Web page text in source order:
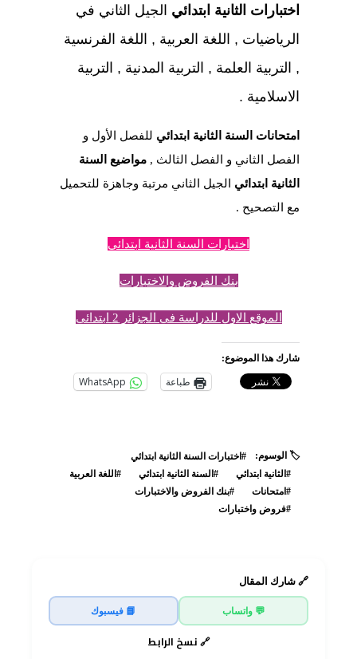
اختبارات الثانية ابتدائي الجيل الثاني في
الرياضيات , اللغة العربية , اللغة الفرنسية
, التربية العلمة , التربية المدنية , التربية
الاسلامية .
امتحانات السنة الثانية ابتدائي للفصل الأول و
الفصل الثاني و الفصل الثالث , مواضيع السنة
الثانية ابتدائي الجيل الثاني مرتبة وجاهزة للتحميل
مع التصحيح .
اختبارات السنة الثانية ابتدائي
بنك الفروض والاختبارات
الموقع الاول للدراسة في الجزائر 2 ابتدائي
شارك هذا الموضوع:
طباعة WhatsApp
🏷️ الوسوم:
#اختبارات السنة الثانية ابتدائي
#الثانية ابتدائي
#السنة الثانية ابتدائي
#اللغة العربية
#امتحانات
#بنك الفروض والاختبارات
#فروض واختبارات
🔗 شارك المقال
💬 واتساب 📘 فيسبوك
🔗 نسخ الرابط